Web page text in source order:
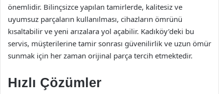
önemlidir. Bilinçsizce yapılan tamirlerde, kalitesiz ve
uyumsuz parçaların kullanılması, cihazların ömrünü
kısaltabilir ve yeni arızalara yol açabilir. Kadıköy’deki bu
servis, müşterilerine tamir sonrası güvenilirlik ve uzun ömür
sunmak için her zaman orijinal parça tercih etmektedir.
Hızlı Çözümler